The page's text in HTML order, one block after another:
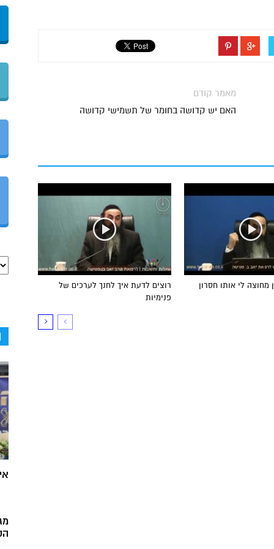
מאמר קודם
האם יש קדושה בחומר של תשמישי קדושה
רוצים לדעת איך לחנך לערכים של
פנימיות
מחוצה לי אותו חסרון